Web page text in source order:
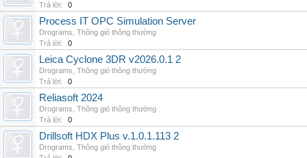
Trả lời:
0
Process IT OPC Simulation Server
Drograms Thông gió thông thường
Trả lời:
0
Leica Cyclone 3DR v2026.0.1 2
Drograms Thông gió thông thường
Trả lời:
0
Reliasoft 2024
Drograms Thông gió thông thường
Trả lời:
0
Drillsoft HDX Plus v.1.0.1.113 2
Drograms Thông gió thông thường